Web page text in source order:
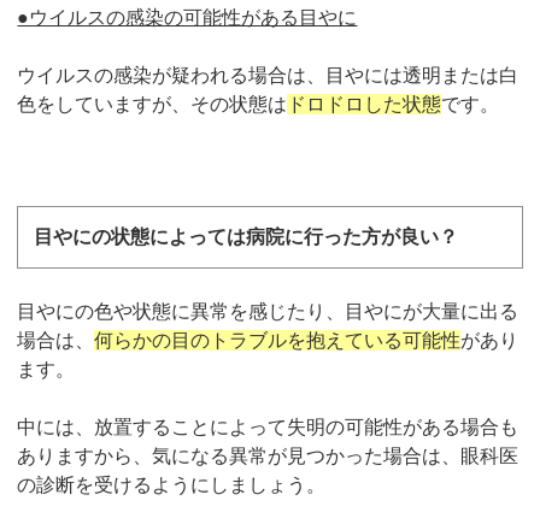
●ウイルスの感染の可能性がある目やに
ウイルスの感染が疑われる場合は、目やには透明または白
色をしていますが、その状態は ドロドロした状態です。
目やにの状態によっては病院に行った方が良い？
目やにの色や状態に異常を感じたり、目やにが大量に出る
場合は、何らかの目のトラブルを抱えている可能性があり
ます。
中には、放置することによって失明の可能性がある場合も
ありますから、気になる異常が見つかった場合は、眼科医
の診断を受けるようにしましょう。